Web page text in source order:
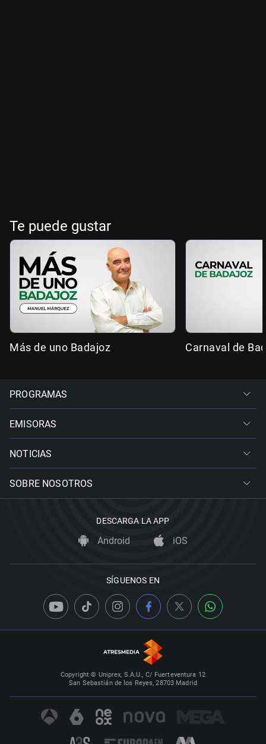
Te puede gustar
Más de uno Badajoz Carnaval de
PROGRAMAS
EMISORAS
NOTICIAS
SOBRE NOSOTROS
DESCARGA LA APP
Android iOS
SÍGUENOS EN
Copyright © Uniprex, S.A.U., C/ Fuerteventura 12
San Sebastián de los Reyes, 28703 Madrid